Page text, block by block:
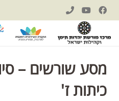
מסע שורשים –
כיתות ז'